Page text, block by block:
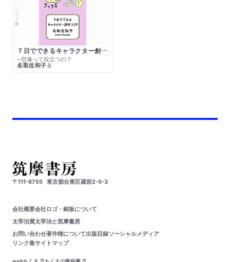
シリーズ・全集
７日でできるキャラクター創作入門
─想像って役立つの？
名取佐和子著
〒111-8755 東京都台東区蔵前2-5-3
会社概要会社ロゴ・銘板について
太宰治賞太宰治と筑摩書房
お問い合わせ著作権について出版目録ソーシャルメディア
リンク集サイトマップ